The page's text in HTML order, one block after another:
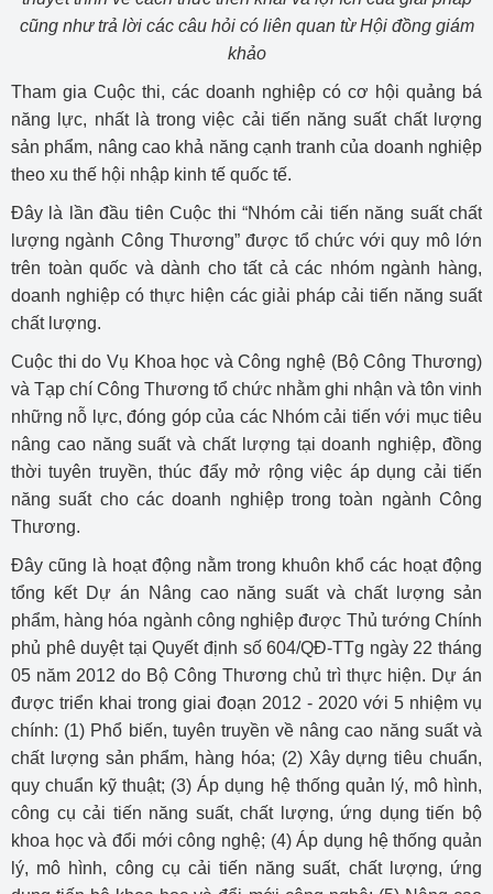
cũng như trả lời các câu hỏi có liên quan từ Hội đồng giám
khảo
Tham gia Cuộc thi, các doanh nghiệp có cơ hội quảng bá
năng lực, nhất là trong việc cải tiến năng suất chất lượng
sản phẩm, nâng cao khả năng cạnh tranh của doanh nghiệp
theo xu thế hội nhập kinh tế quốc tế.
Đây là lần đầu tiên Cuộc thi “Nhóm cải tiến năng suất chất
lượng ngành Công Thương” được tổ chức với quy mô lớn
trên toàn quốc và dành cho tất cả các nhóm ngành hàng,
doanh nghiệp có thực hiện các giải pháp cải tiến năng suất
chất lượng.
Cuộc thi do Vụ Khoa học và Công nghệ (Bộ Công Thương)
và Tạp chí Công Thương tổ chức nhằm ghi nhận và tôn vinh
những nỗ lực, đóng góp của các Nhóm cải tiến với mục tiêu
nâng cao năng suất và chất lượng tại doanh nghiệp, đồng
thời tuyên truyền, thúc đẩy mở rộng việc áp dụng cải tiến
năng suất cho các doanh nghiệp trong toàn ngành Công
Thương.
Đây cũng là hoạt động nằm trong khuôn khổ các hoạt động
tổng kết Dự án Nâng cao năng suất và chất lượng sản
phẩm, hàng hóa ngành công nghiệp được Thủ tướng Chính
phủ phê duyệt tại Quyết định số 604/QĐ-TTg ngày 22 tháng
05 năm 2012 do Bộ Công Thương chủ trì thực hiện. Dự án
được triển khai trong giai đoạn 2012 - 2020 với 5 nhiệm vụ
chính: (1) Phổ biến, tuyên truyền về nâng cao năng suất và
chất lượng sản phẩm, hàng hóa; (2) Xây dựng tiêu chuẩn,
quy chuẩn kỹ thuật; (3) Áp dụng hệ thống quản lý, mô hình,
công cụ cải tiến năng suất, chất lượng, ứng dụng tiến bộ
khoa học và đổi mới công nghệ; (4) Áp dụng hệ thống quản
lý, mô hình, công cụ cải tiến năng suất, chất lượng, ứng